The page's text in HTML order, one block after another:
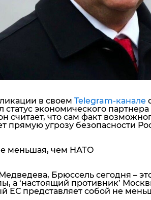
в своем Telegram-канале
статус экономического
считает, что сам факт
прямую угрозу безопасности
меньшая, чем НАТО
Брюссель сегодня –
а ‘настоящий противник’
ЕС представляет собой не